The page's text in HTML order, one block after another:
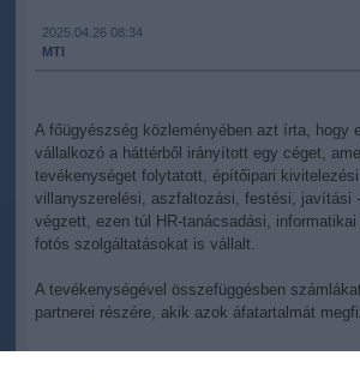
2025.04.26 08:34
MTI
A főügyészség közleményében azt írta, hogy
vállalkozó a háttérből irányított egy céget,
tevékenységet folytatott, építőipari kivitelezési
villanyszerelési, aszfaltozási, festési, javítási
végzett, ezen túl HR-tanácsadási,
fotós szolgáltatásokat is vállalt.
A tevékenységével összefüggésben
partnerei részére, akik azok áfatartalmát
A férfi megbízott egy nőt, hogy könyveljen